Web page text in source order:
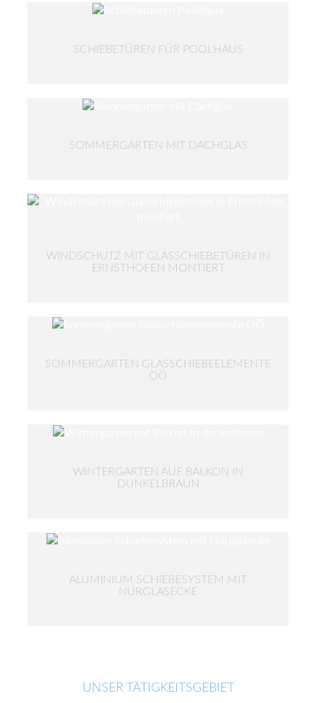
SCHIEBETÜREN FÜR POOLHAUS
SOMMERGARTEN MIT DACHGLAS
WINDSCHUTZ MIT GLASSCHIEBETÜREN IN
ERNSTHOFEN MONTIERT
SOMMERGARTEN GLASSCHIEBEELEMENTE
OÖ
WINTERGARTEN AUF BALKON IN
DUNKELBRAUN
ALUMINIUM SCHIEBESYSTEM MIT
NURGLASECKE
UNSER TÄTIGKEITSGEBIET